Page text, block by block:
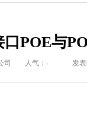
POE与
司 人气： - 发表